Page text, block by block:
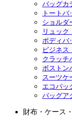
バッグカ
トートバ
ショルダ
リュック
ボディバ
ビジネス
クラッチ
ボストン
スーツケ
エコバッ
バッグア
財布・ケース